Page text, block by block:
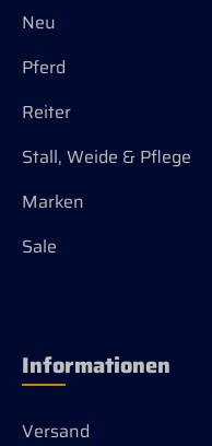
Neu
Pferd
Reiter
Stall, Weide & Pflege
Marken
Sale
Informationen
Versand